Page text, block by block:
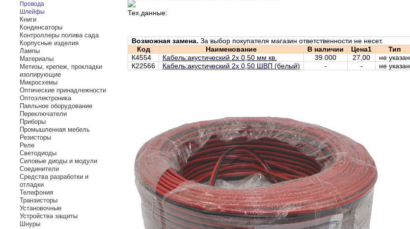
Провода
Шлейфы
Книги
Конденсаторы
Контроллеры полива сада
Корпусные изделия
Лампы
Материалы
Метизы, крепеж, прокладки
изолирующие
Микросхемы
Оптические принадлежности
Оптоэлектроника
Паяльное оборудование
Переключатели
Приборы
Промышленная мебель
Резисторы
Реле
Светодиоды
Силовые диоды и модули
Соединители
Средства разработки и
отладки
Телефония
Транзисторы
Установочные
Устройства защиты
Шнуры
Тех.данные:
Возможная замена. За выбор покупателя магазин ответственности не несет.
Код
Наименование В наличии Цена1 Тип
К4554
Кабель:акустический 2х 0,50 мм кв. 39.000 27,00 не указан
К22566
Кабель:акустический 2х 0,50 ШВП (белый) - - не указан